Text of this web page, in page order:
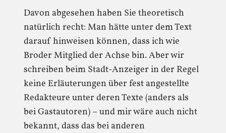
Davon abgesehen haben Sie theoretisch
natürlich recht: Man hätte unter dem Text
darauf hinweisen können, dass ich wie
Broder Mitglied der Achse bin. Aber wir
schreiben beim Stadt-Anzeiger in der Regel
keine Erläuterungen über fest angestellte
Redakteure unter deren Texte (anders als
bei Gastautoren) – und mir wäre auch nicht
bekannt, dass das bei anderen